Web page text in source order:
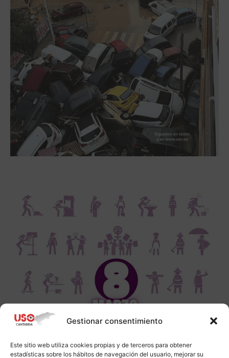
Gestionar consentimiento
Este sitio web utiliza cookies propias y de terceros para obtener
estadísticas sobre los hábitos de navegación del usuario, mejorar su